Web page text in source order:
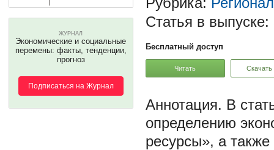
ЖУРНАЛ
Экономические и социальные
перемены: факты, тенденции,
прогноз
Подписаться на Журнал
Статья в выпуске:
Бесплатный доступ
Читать Скачать
В
определению
ресурсы», а также